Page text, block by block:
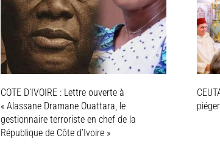
COTE D’IVOIRE : Lettre ouverte à
« Alassane Dramane Ouattara, le
gestionnaire terroriste en chef de la
République de Côte d’Ivoire »